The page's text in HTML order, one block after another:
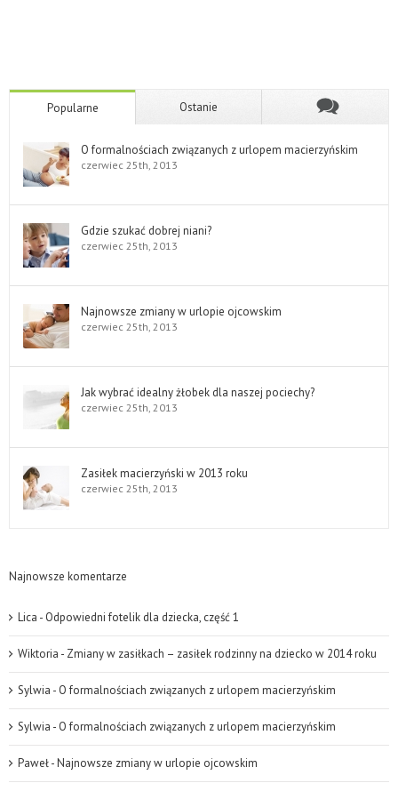
Popularne Ostanie
O formalnościach związanych z urlopem macierzyńskim
czerwiec 25th, 2013
Gdzie szukać dobrej niani?
czerwiec 25th, 2013
Najnowsze zmiany w urlopie ojcowskim
czerwiec 25th, 2013
Jak wybrać idealny żłobek dla naszej pociechy?
czerwiec 25th, 2013
Zasiłek macierzyński w 2013 roku
czerwiec 25th, 2013
Najnowsze komentarze
Lica - Odpowiedni fotelik dla dziecka, część 1
Wiktoria - Zmiany w zasiłkach – zasiłek rodzinny na dziecko w 2014 roku
Sylwia - O formalnościach związanych z urlopem macierzyńskim
Sylwia - O formalnościach związanych z urlopem macierzyńskim
Paweł-Najnowsze zmiany w urlopie ojcowskim